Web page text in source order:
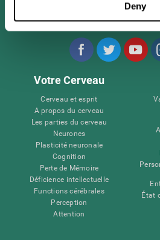
Deny
Nous
Votre Cerveau
Cerveau et esprit
A propos du cerveau
Les parties du cerveau
Neurones
Plasticité neuronale
Cognition
Perte de Mémoire
Déficience intellectuelle
Functions cérébrales
Perception
Attention
État